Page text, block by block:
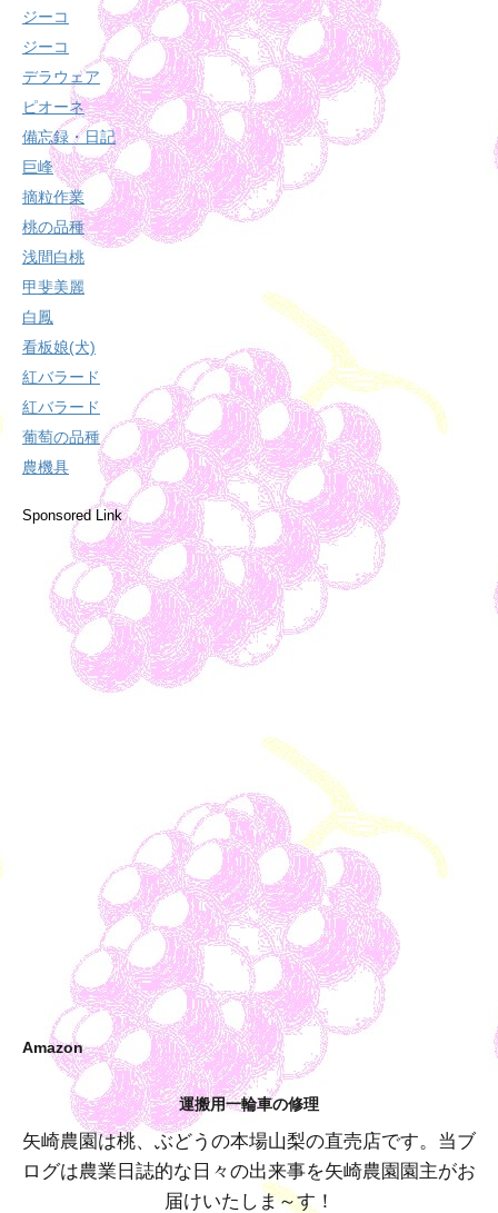
ジーコ
ジーコ
デラウェア
ピオーネ
備忘録・日記
巨峰
摘粒作業
桃の品種
浅間白桃
甲斐美麗
白鳳
看板娘(犬)
紅バラード
紅バラード
葡萄の品種
農機具
Sponsored Link
Amazon
運搬用一輪車の修理
矢崎農園は桃、ぶどうの本場山梨の直売店です。当ブ
ログは農業日誌的な日々の出来事を矢崎農園園主がお
届けいたしま～す！